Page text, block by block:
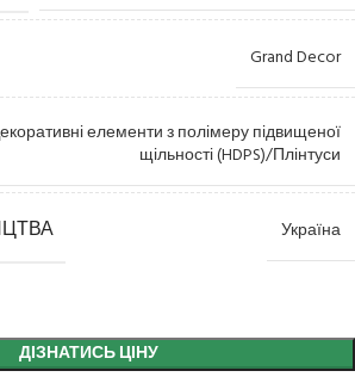
Grand Decor
елементи з полімеру підвищеної
щільності (HDPS)/Плінтуси
Україна
ДІЗНАТИСЬ ЦІНУ